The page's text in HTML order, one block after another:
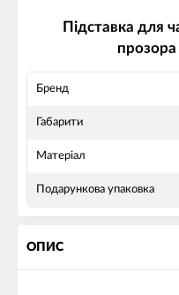
Підставка для
прозора
Бренд
Габарити
Матеріал
Подарункова упаковка
ОПИС